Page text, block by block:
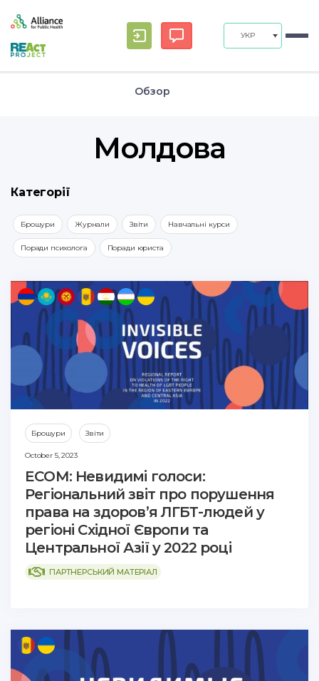
УКР
Обзор
Молдова
Категорії
Брошури Журнали Звіти Навчальні курси
Поради психолога Поради юриста
Брошури Звіти
October 5, 2023
ECОМ: Невидимі голоси:
Регіональний звіт про порушення
права на здоров’я ЛГБТ-людей у
регіоні Східної Європи та
Центральної Азії у 2022 році
ПАРТНЕРСЬКИЙ МАТЕРІАЛ